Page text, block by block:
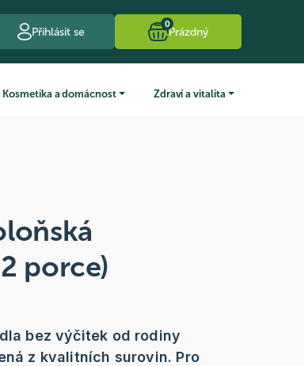
Přihlásit se
0
Prázdný
Kosmetika a domácnost Zdraví a vitalita
porce)
bez výčitek od rodiny
z kvalitních surovin. Pro